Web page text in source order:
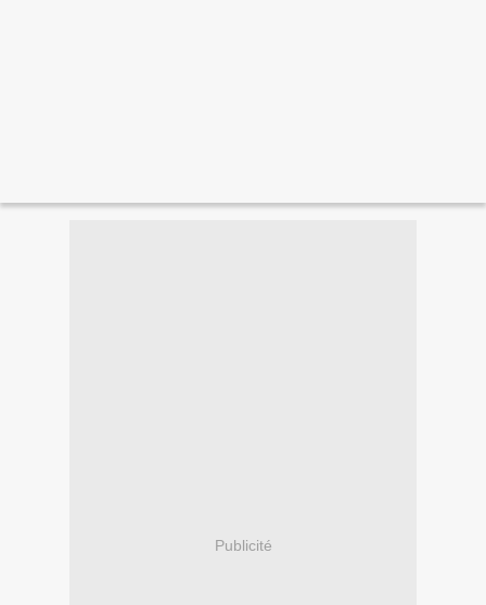
Publicité